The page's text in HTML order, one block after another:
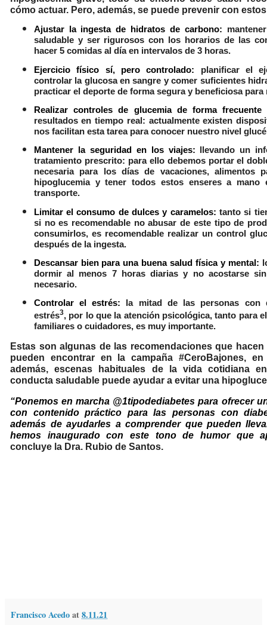
cómo actuar. Pero, además, se puede prevenir con
Ajustar la ingesta de hidratos de carbono:
saludable y ser rigurosos con los horarios de las
hacer 5 comidas al día en intervalos de 3 horas.
Ejercicio físico sí, pero controlado: planificar el
controlar la glucosa en sangre y comer suficientes
practicar el deporte de forma segura y beneficiosa para
Realizar controles de glucemia de forma frecuente
resultados en tiempo real: actualmente existen
nos facilitan esta tarea para conocer nuestro nivel
Mantener la seguridad en los viajes:
llevando un
tratamiento prescrito: para ello debemos portar el
necesaria para los días de vacaciones, alimentos
hipoglucemia y tener todos estos enseres a mano
transporte.
Limitar el consumo de dulces y caramelos: tanto si
si no es recomendable no abusar de este tipo de
consumirlos, es recomendable realizar un control
después de la ingesta.
Descansar bien para una buena salud física y mental:
dormir al menos 7 horas diarias y no acostarse
necesario.
Controlar el estrés:
la mitad de las personas con
estrés3, por lo que la atención psicológica, tanto para
familiares o cuidadores, es muy importante.
Estas son algunas de las recomendaciones que
pueden encontrar en la campaña #CeroBajones,
además, escenas habituales de la vida cotidiana
conducta saludable puede ayudar a evitar una
“Ponemos en marcha @1tipodediabetes para ofrecer
con contenido práctico para las personas con
además de ayudarles a comprender que pueden
hemos inaugurado con este tono de humor que
concluye la Dra. Rubio de Santos.
Francisco Acedoat8.11.21